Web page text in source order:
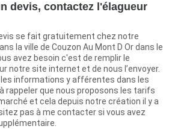
devis, contactez l'élagueur
se fait gratuitement chez notre
la ville de Couzon Au Mont D Or dans le
avez besoin c'est de remplir le
notre site internet et de nous l’envoyer.
informations y afférentes dans les
rappeler que nous proposons les tarifs
et cela depuis notre création il y a
pas à me contacter si vous avez